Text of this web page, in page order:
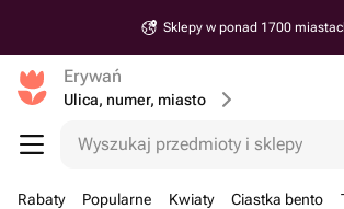
Sklepy w ponad 1700
Erywań
Ulica, numer, miasto
Wyszukaj przedmioty i sklepy
Rabaty Popularne Kwiaty Ciastka bento